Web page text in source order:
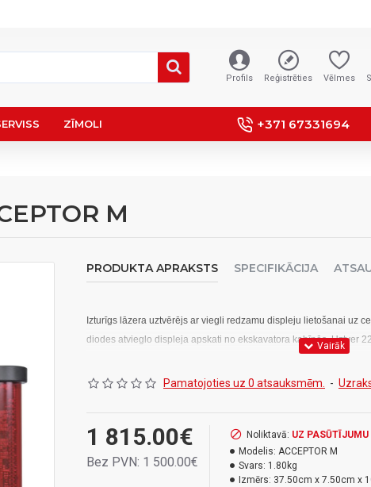
Profils Reģistrēties Vēlmes
ZĪMOLI +371 67331694
M
PRODUKTA APRAKSTS SPECIFIKĀCIJA
Izturīgs lāzera uztvērējs ar viegli redzamu displeju lietošanai uz
diodes atvieglo displeja apskati no ekskavatora kabīnēs. Uztver
Komplektācija: Uztvērējs, lādētājs un transportēšanas koferis
Pamatojoties uz 0 atsauksmēm. -
1 815.00€
Bez PVN: 1 500.00€
Noliktavā: UZ PASŪTĪJUMU
Modelis: ACCEPTOR M
Svars: 1.80kg
Izmērs: 37.50cm x 7.50cm x